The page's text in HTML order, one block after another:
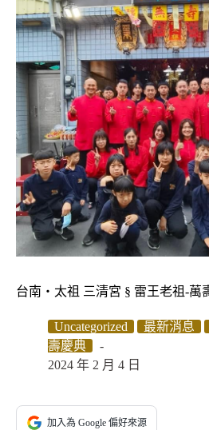
台南‧太祖 三清宮 § 雷王老祖-萬
Uncategorized 最新消息
壽慶典
2024 年 2 月 4 日
加入為 Google 偏好來源